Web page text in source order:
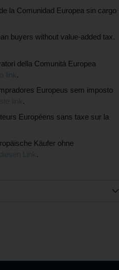
la Comunidad Europea sin cargo
buyers without value-added tax.
della Comunitá Europea
.
Europeus sem imposto
.
Européens sans taxe sur la
Käufer ohne
.